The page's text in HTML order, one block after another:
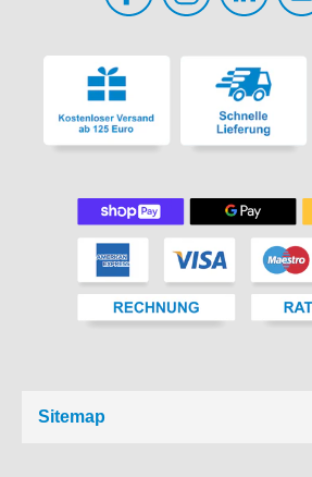
Sitemap